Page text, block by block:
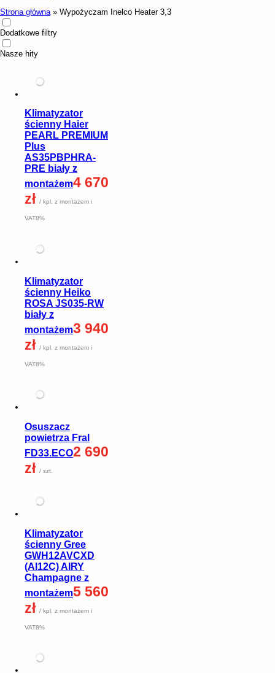
Strona główna » Wypożyczam Inelco Heater 3,3
Dodatkowe filtry
Nasze hity
Klimatyzator
ścienny Haier
PEARL PREMIUM
Plus
AS35PBPHRA-
PRE biały z
montażem4 670
zł / kpl. z montażem i
VAT8%
Klimatyzator
ścienny Heiko
ROSA JS035-RW
biały z
montażem3 940
zł / kpl. z montażem i
VAT8%
Osuszacz
powietrza Fral
FD33.ECO2 690
zł / szt.
Klimatyzator
ścienny Gree
GWH12AVCXD
(AI12C) AIRY
Champagne z
montażem5 560
zł / kpl. z montażem i
VAT8%